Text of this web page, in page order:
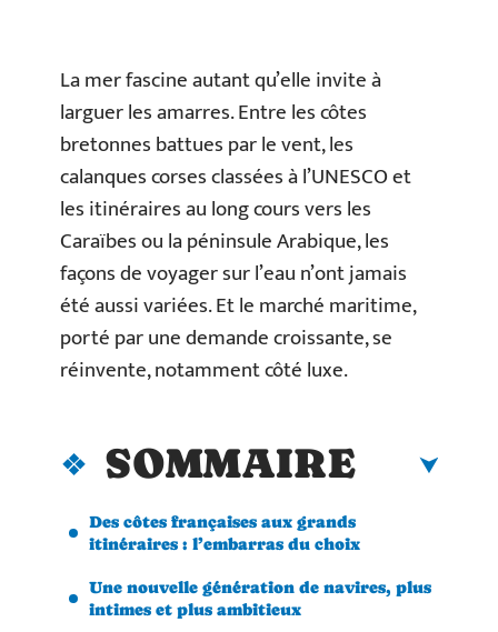
La mer fascine autant qu’elle invite à
larguer les amarres. Entre les côtes
bretonnes battues par le vent, les
calanques corses classées à l’UNESCO et
les itinéraires au long cours vers les
Caraïbes ou la péninsule Arabique, les
façons de voyager sur l’eau n’ont jamais
été aussi variées. Et le marché maritime,
porté par une demande croissante, se
réinvente, notamment côté luxe.
SOMMAIRE
Des côtes françaises aux grands
itinéraires : l’embarras du choix
Une nouvelle génération de navires, plus
intimes et plus ambitieux